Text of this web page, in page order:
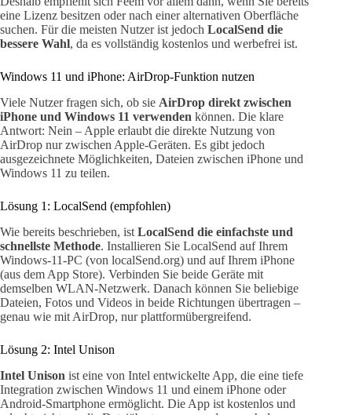
eine Lizenz besitzen oder nach einer alternativen Oberfläche
suchen. Für die meisten Nutzer ist jedoch LocalSend die
bessere Wahl, da es vollständig kostenlos und werbefrei ist.
Windows 11 und iPhone: AirDrop-Funktion nutzen
Viele Nutzer fragen sich, ob sie AirDrop direkt zwischen
iPhone und Windows 11 verwenden können. Die klare
Antwort: Nein – Apple erlaubt die direkte Nutzung von
AirDrop nur zwischen Apple-Geräten. Es gibt jedoch
ausgezeichnete Möglichkeiten, Dateien zwischen iPhone und
Windows 11 zu teilen.
Lösung 1: LocalSend (empfohlen)
Wie bereits beschrieben, ist LocalSend die einfachste und
schnellste Methode. Installieren Sie LocalSend auf Ihrem
Windows-11-PC (von localSend.org) und auf Ihrem iPhone
(aus dem App Store). Verbinden Sie beide Geräte mit
demselben WLAN-Netzwerk. Danach können Sie beliebige
Dateien, Fotos und Videos in beide Richtungen übertragen –
genau wie mit AirDrop, nur plattformübergreifend.
Lösung 2: Intel Unison
Intel Unison ist eine von Intel entwickelte App, die eine tiefe
Integration zwischen Windows 11 und einem iPhone oder
Android-Smartphone ermöglicht. Die App ist kostenlos und